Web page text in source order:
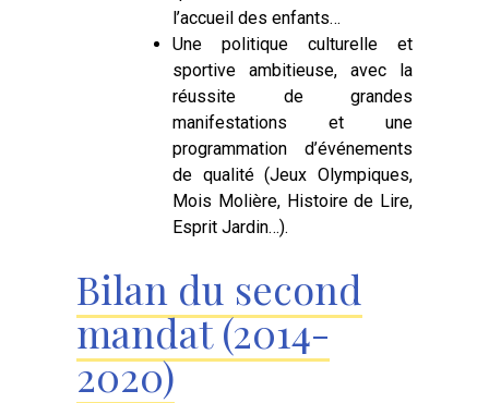
l’accueil des enfants…
Une politique culturelle et
sportive ambitieuse, avec la
réussite de grandes
manifestations et une
programmation d’événements
de qualité (Jeux Olympiques,
Mois Molière, Histoire de Lire,
Esprit Jardin…).
Bilan du second
mandat (2014-
2020)